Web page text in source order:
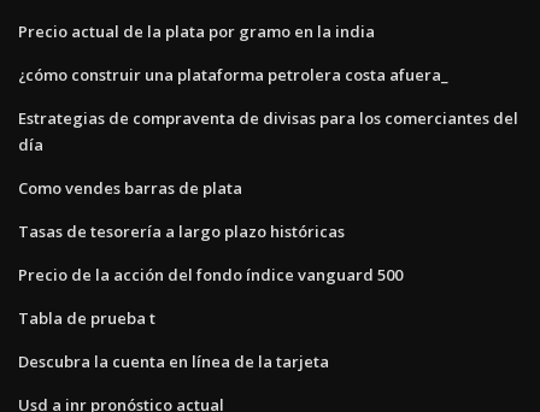
Precio actual de la plata por gramo en la india
¿cómo construir una plataforma petrolera costa afuera_
Estrategias de compraventa de divisas para los comerciantes del
día
Como vendes barras de plata
Tasas de tesorería a largo plazo históricas
Precio de la acción del fondo índice vanguard 500
Tabla de prueba t
Descubra la cuenta en línea de la tarjeta
Usd a inr pronóstico actual